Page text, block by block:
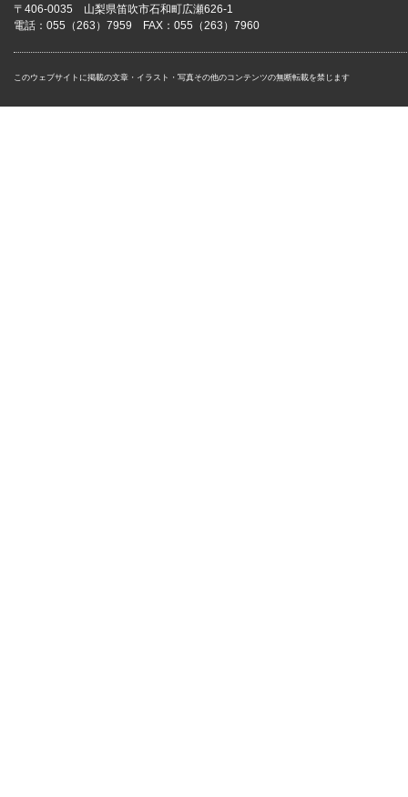
〒406-0035 山梨県笛吹市石和町広瀬626-1
電話：055（263）7959 FAX：055（263）7960
このウェブサイトに掲載の文章・イラスト・写真その他のコンテンツの無断転載を禁じます